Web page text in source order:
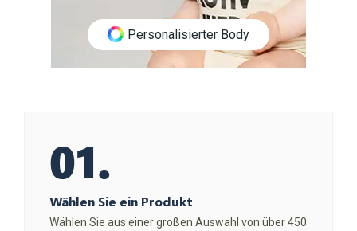
Personalisierter Body
01.
Wählen Sie ein Produkt
Wählen Sie aus einer großen Auswahl von über 450